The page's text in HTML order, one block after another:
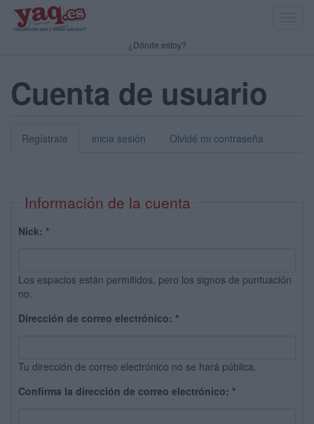
¿Dónde estoy?
Cuenta de usuario
Regístrate inicia sesión Olvidé mi contraseña
Información de la cuenta
Nick: *
Los espacios están permitidos, pero los signos de puntuación
no.
Dirección de correo electrónico: *
Tu dirección de correo electrónico no se hará pública.
Confirma la dirección de correo electrónico: *